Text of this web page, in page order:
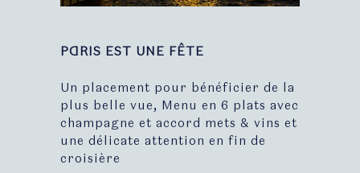
PARIS EST UNE FÊTE
Un placement pour bénéficier de la
plus belle vue, Menu en 6 plats avec
champagne et accord mets & vins et
une délicate attention en fin de
croisière